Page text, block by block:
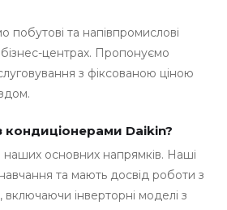
побутові та напівпромислові
центрах. Пропонуємо
з фіксованою ціною
кондиціонерами Daikin?
основних напрямків. Наші
та мають досвід роботи з
включаючи інверторні моделі з